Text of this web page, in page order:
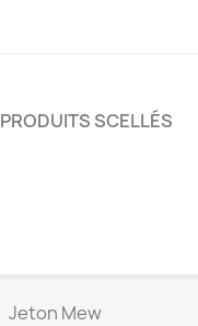
PRODUITS SCELLÉS
Jeton Mew